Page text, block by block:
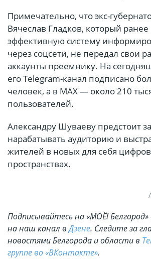
Примечательно, что экс-
Вячеслав Гладков, который
эффективную систему
через соцсети, не передал свои
аккаунты преемнику. На
его Telegram-канал подписано
человек, а в MAX — около 210
пользователей.
Александру Шуваеву предстоит
нарабатывать аудиторию и
жителей в новых для себя
пространствах.
Подписывайтесь на «МОЁ!
на наш канал вДзене. Cледите за
новостями Белгорода и области в
группе во «ВКонтакте».